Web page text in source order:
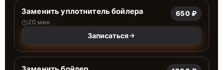
Заменить уплотнитель бойлера
20 мин
650 ₽
Записаться